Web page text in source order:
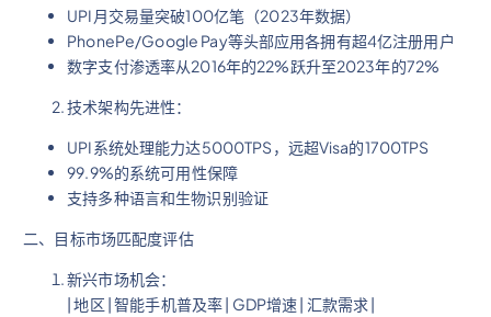
UPI月交易量突破100亿笔（2023年数据）
PhonePe/Google Pay等头部应用各拥有超4亿注册用户
数字支付渗透率从2016年的22%跃升至2023年的72%
技术架构先进性：
UPI系统处理能力达5000TPS，远超Visa的1700TPS
99.9%的系统可用性保障
支持多种语言和生物识别验证
二、目标市场匹配度评估
新兴市场机会：
| 地区 | 智能手机普及率 | GDP增速 | 汇款需求 |